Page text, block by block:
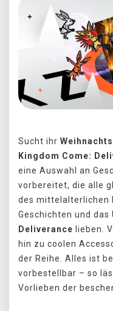
Sucht ihr
Kingdom Come:
eine Auswahl an
vorbereitet, die alle
des mittelalterlichen
Geschichten und das
Deliverance lieben.
hin zu coolen
der Reihe. Alles ist
vorbestellbar – so
Vorlieben der